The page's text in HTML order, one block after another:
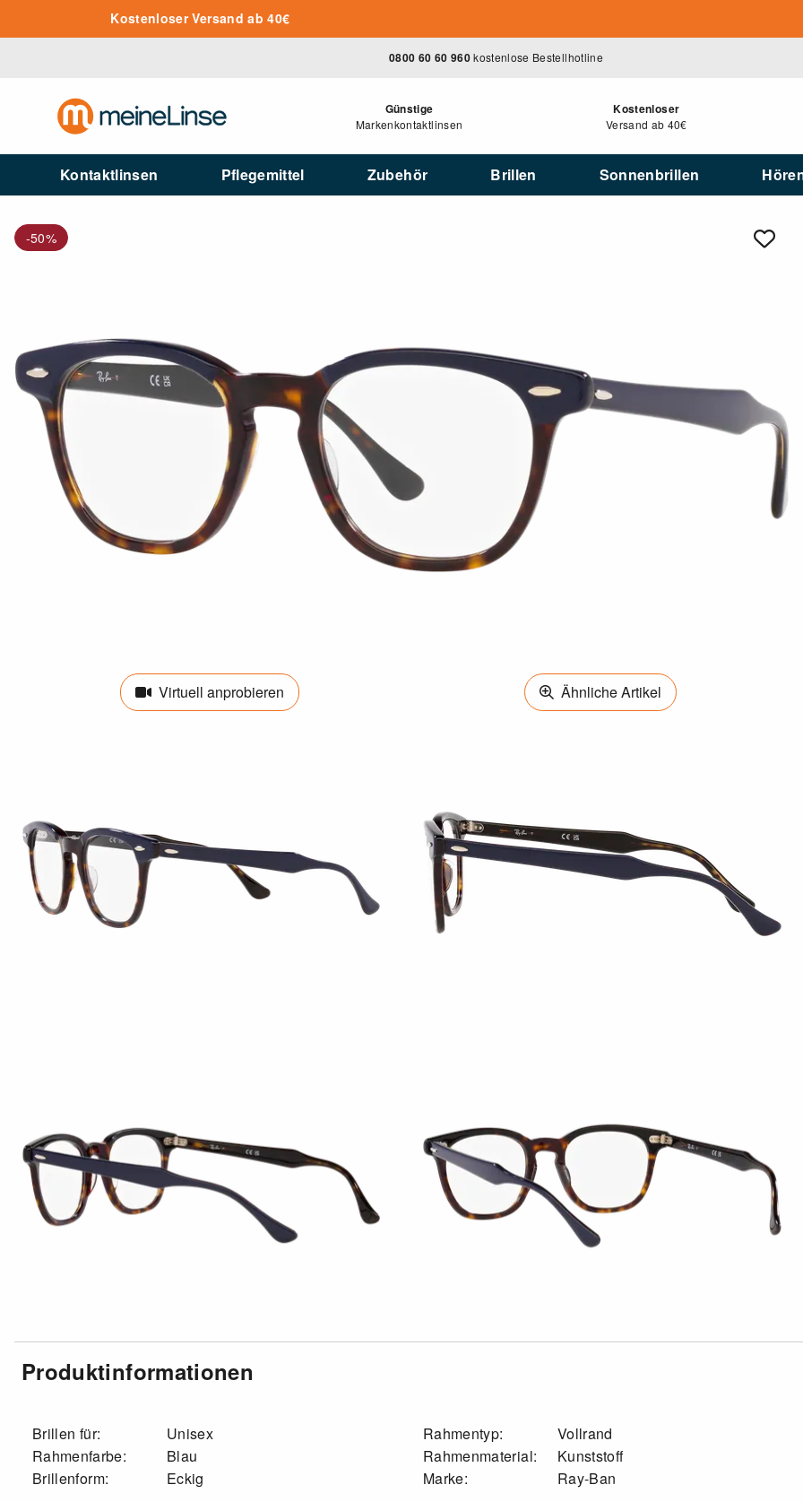
Zum Hauptinhalt springenKostenloser Versand ab 40€
0800 60 60 960kostenlose Bestellhotline
Günstige
Markenkontaktlinsen
Kostenloser
Versand ab 40€
Kontaktlinsen Pflegemittel Zubehör Brillen Sonnenbrillen
-50%
Virtuell anprobieren Ähnliche Artikel
Produktinformationen
Brillen für:
Unisex
Rahmenfarbe:
Blau
Brillenform:
Eckig
Rahmentyp:
Vollrand
Rahmenmaterial:
Kunststoff
Marke:
Ray-Ban